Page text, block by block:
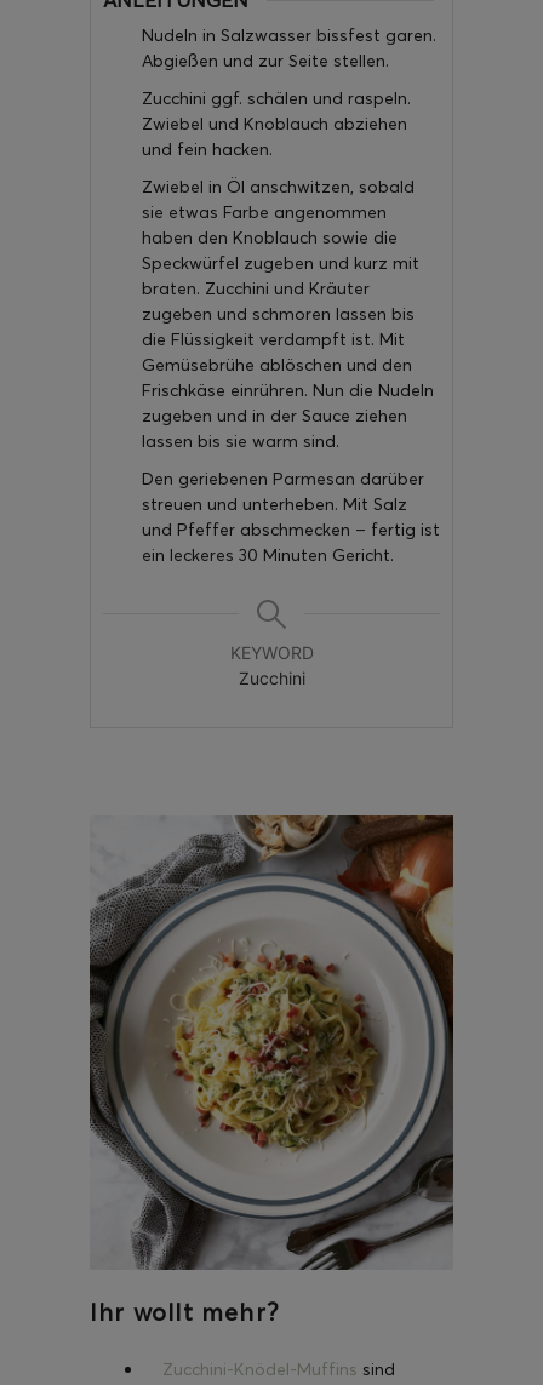
Nudeln in Salzwasser bissfest garen.
Abgießen und zur Seite stellen.
Zucchini ggf. schälen und raspeln.
Zwiebel und Knoblauch abziehen
und fein hacken.
Zwiebel in Öl anschwitzen, sobald
sie etwas Farbe angenommen
haben den Knoblauch sowie die
Speckwürfel zugeben und kurz mit
braten. Zucchini und Kräuter
zugeben und schmoren lassen bis
die Flüssigkeit verdampft ist. Mit
Gemüsebrühe ablöschen und den
Frischkäse einrühren. Nun die Nudeln
zugeben und in der Sauce ziehen
lassen bis sie warm sind.
Den geriebenen Parmesan darüber
streuen und unterheben. Mit Salz
und Pfeffer abschmecken – fertig ist
ein leckeres 30 Minuten Gericht.
KEYWORD
Zucchini
Ihr wollt mehr?
Zucchini-Knödel-Muffins sind